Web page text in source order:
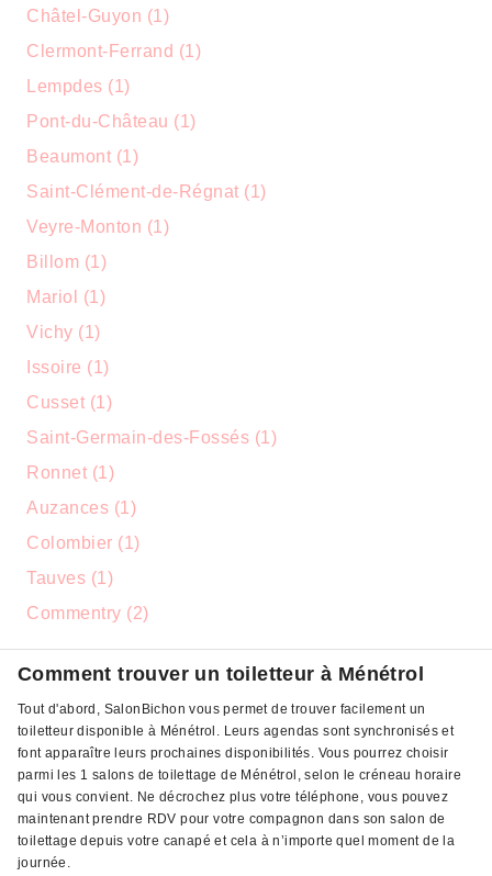
Châtel-Guyon (1)
Clermont-Ferrand (1)
Lempdes (1)
Pont-du-Château (1)
Beaumont (1)
Saint-Clément-de-Régnat (1)
Veyre-Monton (1)
Billom (1)
Mariol (1)
Vichy (1)
Issoire (1)
Cusset (1)
Saint-Germain-des-Fossés (1)
Ronnet (1)
Auzances (1)
Colombier (1)
Tauves (1)
Commentry (2)
Comment trouver un toiletteur à Ménétrol
Tout d'abord, SalonBichon vous permet de trouver facilement un
toiletteur disponible à Ménétrol. Leurs agendas sont synchronisés et
font apparaître leurs prochaines disponibilités. Vous pourrez choisir
parmi les 1 salons de toilettage de Ménétrol, selon le créneau horaire
qui vous convient. Ne décrochez plus votre téléphone, vous pouvez
maintenant prendre RDV pour votre compagnon dans son salon de
toilettage depuis votre canapé et cela à n’importe quel moment de la
journée.